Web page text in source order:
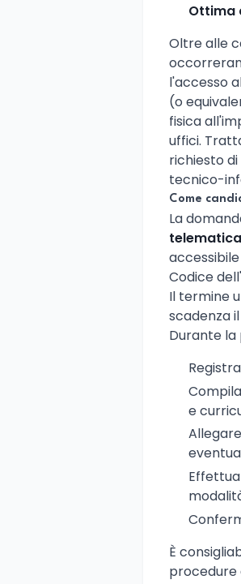
Ottima
Oltre alle
l'accesso
(o
fisica
uffici.
richiesto
tecnico-
Come
La
telematica
Codice
Il termine
scadenza
Durante la
e
È
procedure